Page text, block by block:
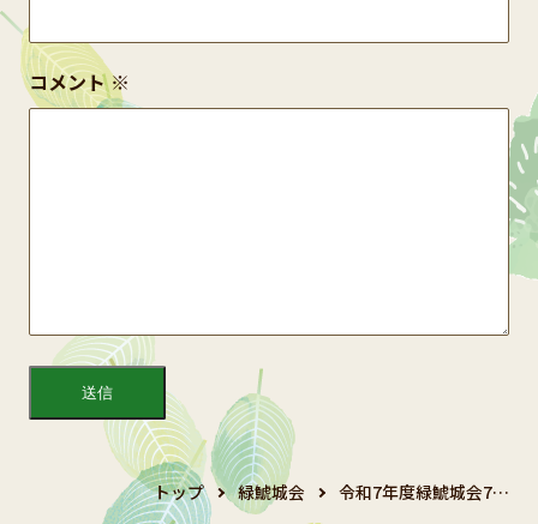
コメント※
トップ 緑鯱城会 令和7年度緑鯱城会7…